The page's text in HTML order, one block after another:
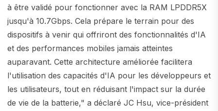
à être validé pour fonctionner avec la RAM LPDDR5X
jusqu'à 10.7Gbps. Cela prépare le terrain pour des
dispositifs à venir qui offriront des fonctionnalités d'IA
et des performances mobiles jamais atteintes
auparavant. Cette architecture améliorée facilitera
l'utilisation des capacités d'IA pour les développeurs et
les utilisateurs, tout en réduisant l'impact sur la durée
de vie de la batterie," a déclaré JC Hsu, vice-président